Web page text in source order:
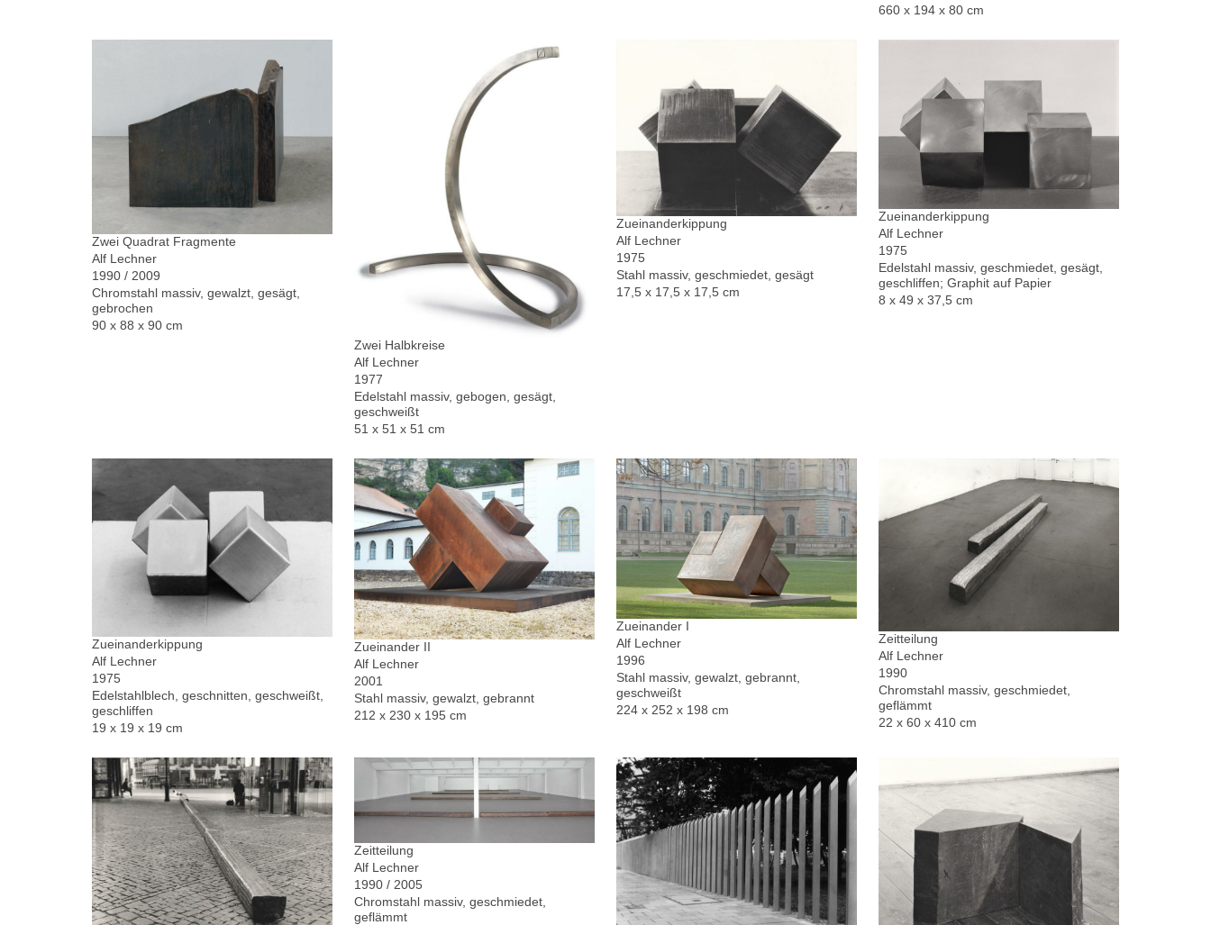
660 x 194 x 80 cm
Zwei Quadrat Fragmente
Alf Lechner
1990 / 2009
Chromstahl massiv, gewalzt, gesägt,
gebrochen
90 x 88 x 90 cm
Zwei Halbkreise
Alf Lechner
1977
Edelstahl massiv, gebogen, gesägt,
geschweißt
51 x 51 x 51 cm
Zueinanderkippung
Alf Lechner
1975
Stahl massiv, geschmiedet, gesägt
17,5 x 17,5 x 17,5 cm
Zueinanderkippung
Alf Lechner
1975
Edelstahl massiv, geschmiedet, gesägt,
geschliffen; Graphit auf Papier
8 x 49 x 37,5 cm
Zueinanderkippung
Alf Lechner
1975
Edelstahlblech, geschnitten, geschweißt,
geschliffen
19 x 19 x 19 cm
Zueinander II
Alf Lechner
2001
Stahl massiv, gewalzt, gebrannt
212 x 230 x 195 cm
Zueinander I
Alf Lechner
1996
Stahl massiv, gewalzt, gebrannt,
geschweißt
224 x 252 x 198 cm
Zeitteilung
Alf Lechner
1990
Chromstahl massiv, geschmiedet,
geflämmt
22 x 60 x 410 cm
Zeitteilung
Alf Lechner
1990 / 2005
Chromstahl massiv, geschmiedet,
geflämmt